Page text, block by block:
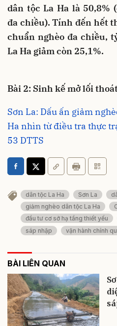
dân tộc La Ha là 50,8%
đa chiều). Tính đến hết
chuẩn nghèo đa chiều,
La Ha giảm còn 25,1%.
Bài 2: Sinh kế mở lối
Sơn La: Dấu ấn giảm
Ha nhìn từ điều tra thực
53 DTTS
dân tộc La Ha Sơn La
giảm nghèo dân tộc La Ha
đầu tư cơ sở hạ tầng thiết yếu
sáp nhập
vận hành chính
BÀI LIÊN QUAN